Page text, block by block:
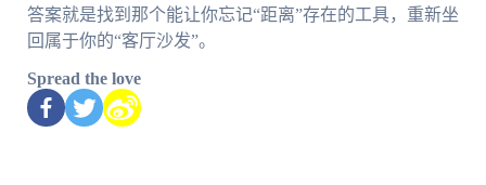
答案就是找到那个能让你忘记“距离”存在的工具，重新坐
回属于你的“客厅沙发”。
Spread the love